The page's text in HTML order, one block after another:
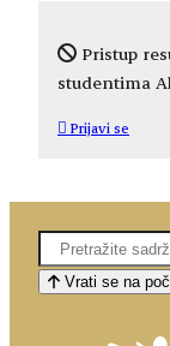
Pristup
studentima
Prijavi se
Pretaga
Vrati se na